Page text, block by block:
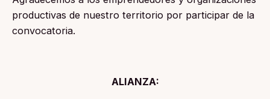
productivas de nuestro territorio por participar de la
convocatoria.
ALIANZA: